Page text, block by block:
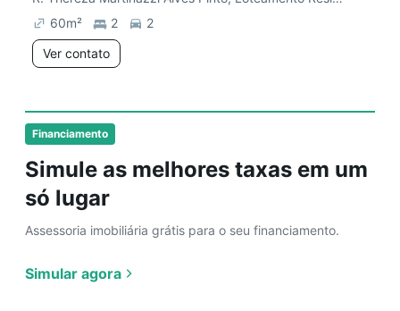
Financiamento
Simule as melhores taxas em um
só lugar
Assessoria imobiliária grátis para o seu financiamento.
Simular agora
60m² 2
2
Ver contato